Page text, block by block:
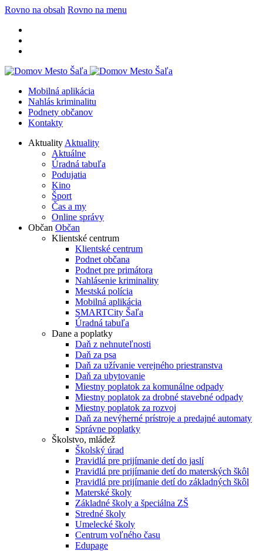
Rovno na obsah Rovno na menu
Mobilná aplikácia
Nahlás kriminalitu
Podnety občanov
Kontakty
Aktuality Aktuality
Aktuálne
Úradná tabuľa
Podujatia
Kino
Šport
Čas a my
Online správy
Občan Občan
Klientské centrum
Klientské centrum
Podnet občana
Podnet pre primátora
Nahlásenie kriminality
Mestská polícia
Mobilná aplikácia
SMARTCity Šaľa
Úradná tabuľa
Dane a poplatky
Daň z nehnuteľnosti
Daň za psa
Daň za užívanie verejného priestranstva
Daň za ubytovanie
Miestny poplatok za komunálne odpady
Miestny poplatok za drobné stavebné odpady
Miestny poplatok za rozvoj
Daň za nevýherné prístroje a predajné automaty
Správne poplatky
Školstvo, mládež
Školský úrad
Pravidlá pre prijímanie detí do jaslí
Pravidlá pre prijímanie detí do materských škôl
Pravidlá pre prijímanie detí do základných škôl
Materské školy
Základné školy a špeciálna ZŠ
Stredné školy
Umelecké školy
Centrum voľného času
Edupage